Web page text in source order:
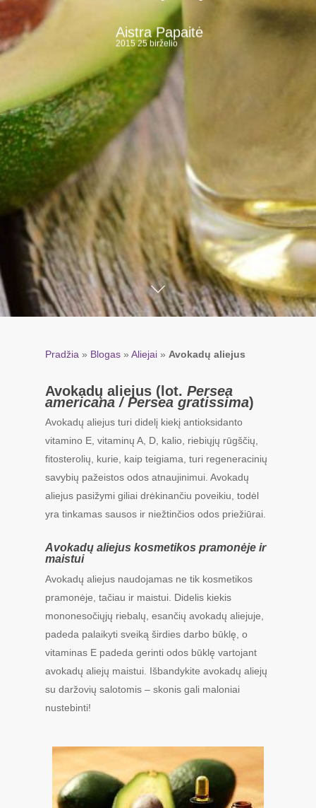
Aistra Papaitė
2015 25 birželio
Pradžia » Blogas » Aliejai » Avokadų aliejus
Avokadų aliejus (lot. Persea
americana / Persea gratissima)
Avokadų aliejus turi didelį kiekį antioksidanto
vitamino E, vitaminų A, D, kalio, riebiųjų rūgščių,
fitosterolių, kurie, kaip teigiama, turi regeneracinių
savybių pažeistos odos atnaujinimui. Avokadų
aliejus pasižymi giliai drėkinančiu poveikiu, todėl
yra tinkamas sausos ir niežtinčios odos priežiūrai.
Avokadų aliejus kosmetikos pramonėje ir
maistui
Avokadų aliejus naudojamas ne tik kosmetikos
pramonėje, tačiau ir maistui. Didelis kiekis
mononesočiųjų riebalų, esančių avokadų aliejuje,
padeda palaikyti sveiką širdies darbo būklę, o
vitaminas E padeda gerinti odos būklę vartojant
avokadų aliejų maistui. Išbandykite avokadų aliejų
su daržovių salotomis – skonis gali maloniai
nustebinti!